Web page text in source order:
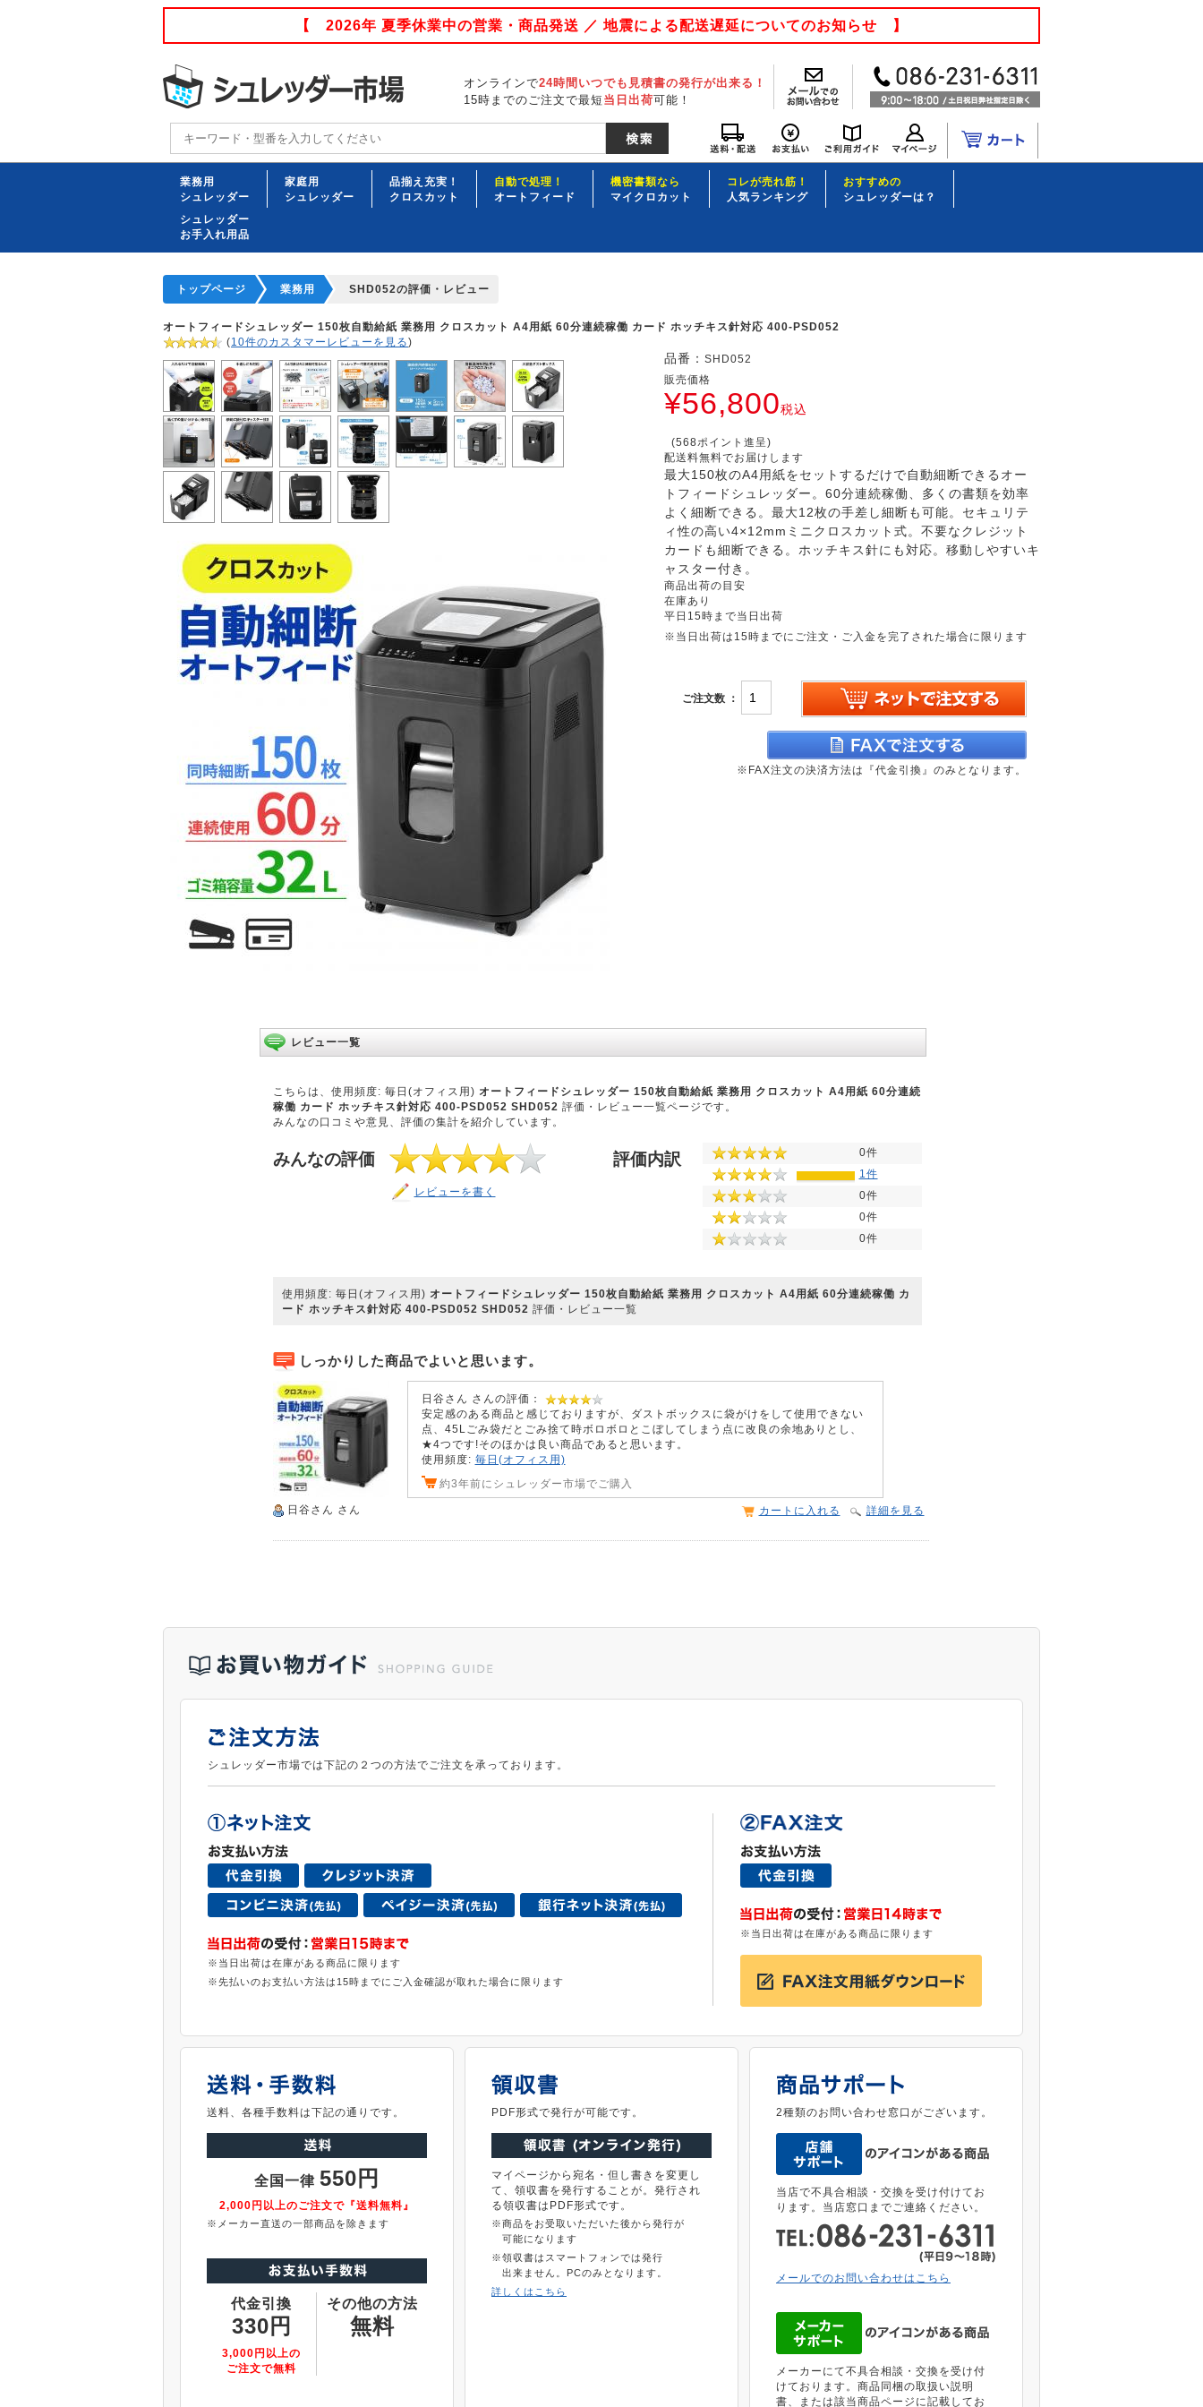
【 2026年 夏季休業中の営業・商品発送 ／ 地震による配送遅延についてのお知らせ 】
オンラインで24時間いつでも見積書の発行が出来る！
15時までのご注文で最短 当日出荷可能！
業務用
シュレッダー
家庭用
シュレッダー
品揃え充実！
クロスカット
自動で処理！
オートフィード
機密書類なら
マイクロカット
コレが売れ筋！
人気ランキング
おすすめの
シュレッダーは？
シュレッダー
お手入れ用品
トップページ 業務用 SHD052の評価・レビュー
オートフィードシュレッダー 150枚自動給紙 業務用 クロスカット A4用紙 60分連続稼働 カード ホッチキス針対応 400-PSD052
(10件のカスタマーレビューを見る)
品番： SHD052
販売価格
¥56,800税込
(568ポイント進呈)
配送料無料でお届けします
最大150枚のA4用紙をセットするだけで自動細断できるオー
トフィードシュレッダー。60分連続稼働、多くの書類を効率
よく細断できる。最大12枚の手差し細断も可能。セキュリテ
ィ性の高い4×12mmミニクロスカット式。不要なクレジット
カードも細断できる。ホッチキス針にも対応。移動しやすいキ
ャスター付き。
商品出荷の目安
在庫あり
平日15時まで当日出荷
※当日出荷は15時までにご注文・ご入金を完了された場合に限ります
ご注文数 ：
※FAX注文の決済方法は『代金引換』のみとなります。
レビュー一覧
こちらは、使用頻度: 毎日(オフィス用) オートフィードシュレッダー 150枚自動給紙 業務用 クロスカット A4用紙 60分連続
稼働 カード ホッチキス針対応 400-PSD052 SHD052 評価・レビュー一覧ページです。
みんなの口コミや意見、評価の集計を紹介しています。
みんなの評価
レビューを書く
評価内訳
0件
1件
0件
0件
0件
使用頻度: 毎日(オフィス用) オートフィードシュレッダー 150枚自動給紙 業務用 クロスカット A4用紙 60分連続稼働 カ
ード ホッチキス針対応 400-PSD052 SHD052 評価・レビュー一覧
しっかりした商品でよいと思います。
日谷さん さん
日谷さん さんの評価：
安定感のある商品と感じておりますが、ダストボックスに袋がけをして使用できない
点、45Lごみ袋だとごみ捨て時ボロボロとこぼしてしまう点に改良の余地ありとし、
★4つです!そのほかは良い商品であると思います。
使用頻度: 毎日(オフィス用)
約3年前にシュレッダー市場でご購入
詳細を見る
カートに入れる
シュレッダー市場では下記の２つの方法でご注文を承っております。
※当日出荷は在庫がある商品に限ります
※先払いのお支払い方法は15時までにご入金確認が取れた場合に限ります
※当日出荷は在庫がある商品に限ります
送料、各種手数料は下記の通りです。
全国一律 550円
2,000円以上のご注文で『送料無料』
※メーカー直送の一部商品を除きます
代金引換
330円
3,000円以上の
ご注文で無料
その他の方法
無料
PDF形式で発行が可能です。
マイページから宛名・但し書きを変更し
て、領収書を発行することが。発行され
る領収書はPDF形式です。
※商品をお受取いただいた後から発行が
可能になります
※領収書はスマートフォンでは発行
出来ません。PCのみとなります。
詳しくはこちら
2種類のお問い合わせ窓口がございます。
当店で不具合相談・交換を受け付けてお
ります。当店窓口までご連絡ください。
メールでのお問い合わせはこちら
メーカーにて不具合相談・交換を受け付
けております。商品同梱の取扱い説明
書、または該当商品ページに記載してお